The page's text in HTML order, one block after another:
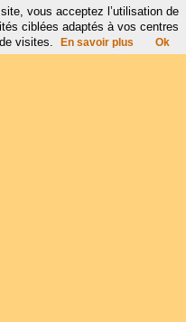
vous acceptez l’utilisation de
ciblées adaptés à vos centres
visites.
En savoir plus Ok